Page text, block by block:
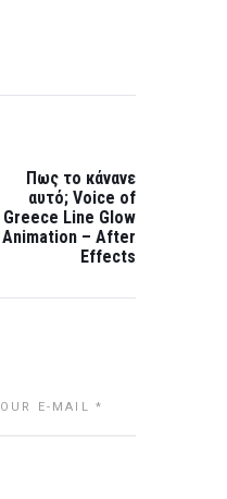
Πως το κάνανε
αυτό; Voice of
Greece Line Glow
Animation – After
Effects